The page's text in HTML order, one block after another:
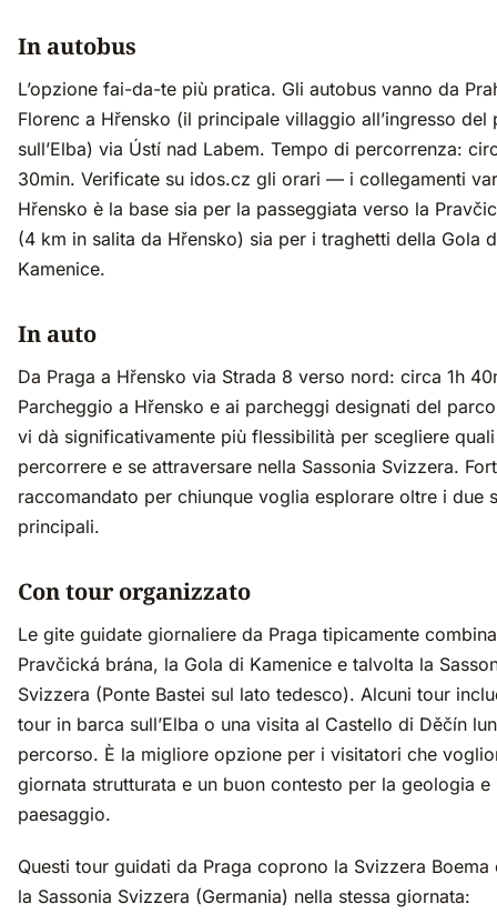
In autobus
L’opzione fai-da-te più pratica. Gli autobus vanno da
Florenc a Hřensko (il principale villaggio all’ingresso del
sull’Elba) via Ústí nad Labem. Tempo di percorrenza:
30min. Verificate su idos.cz gli orari — i collegamenti
Hřensko è la base sia per la passeggiata verso la
(4 km in salita da Hřensko) sia per i traghetti della Gola
Kamenice.
In auto
Da Praga a Hřensko via Strada 8 verso nord: circa 1h
Parcheggio a Hřensko e ai parcheggi designati del
vi dà significativamente più flessibilità per scegliere
percorrere e se attraversare nella Sassonia Svizzera.
raccomandato per chiunque voglia esplorare oltre i due
principali.
Con tour organizzato
Le gite guidate giornaliere da Praga tipicamente
Pravčická brána, la Gola di Kamenice e talvolta la
Svizzera (Ponte Bastei sul lato tedesco). Alcuni tour
tour in barca sull’Elba o una visita al Castello di Děčín
percorso. È la migliore opzione per i visitatori che
giornata strutturata e un buon contesto per la geologia e
paesaggio.
Questi tour guidati da Praga coprono la Svizzera Boema
la Sassonia Svizzera (Germania) nella stessa giornata: